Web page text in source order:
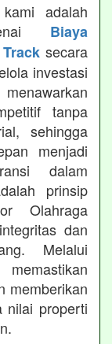
adalah
Biaya
secara
investasi
tanpa
sehingga
menjadi
dalam
prinsip
Olahraga
dan
Melalui
memberikan
nilai properti